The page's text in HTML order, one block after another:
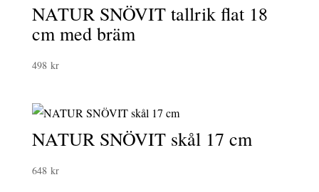
NATUR SNÖVIT tallrik flat 18
cm med bräm
498 kr
NATUR SNÖVIT skål 17 cm
648 kr